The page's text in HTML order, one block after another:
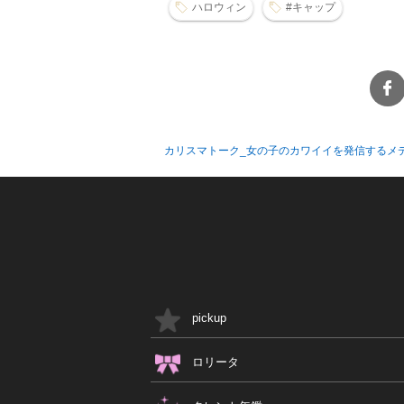
ハロウィン #キャップ
カリスマトーク_女の子のカワイイを発信するメ
pickup
ロリータ